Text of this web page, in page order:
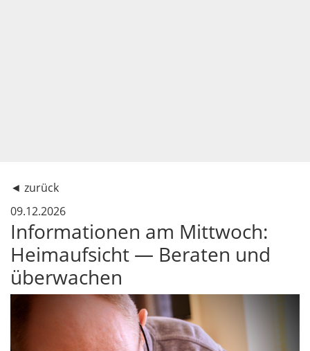
◄ zurück
09.12.2026
Informationen am Mittwoch:
Heimaufsicht — Beraten und
überwachen